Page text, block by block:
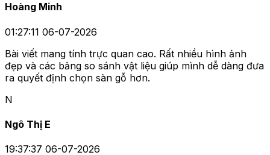
Hoàng Minh
01:27:11 06-07-2026
Bài viết mang tính trực quan cao. Rất nhiều hình ảnh
đẹp và các bảng so sánh vật liệu giúp mình dễ dàng đưa
ra quyết định chọn sàn gỗ hơn.
N
Ngô Thị E
19:37:37 06-07-2026